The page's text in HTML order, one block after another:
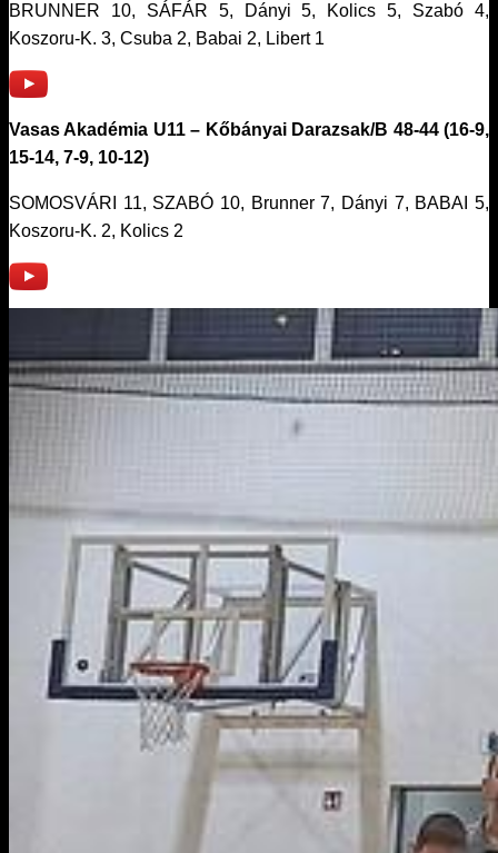
BRUNNER 10, SÁFÁR 5, Dányi 5, Kolics 5, Szabó 4,
Koszoru-K. 3, Csuba 2, Babai 2, Libert 1
Vasas Akadémia U11 – Kőbányai Darazsak/B 48-44 (16-9,
15-14, 7-9, 10-12)
SOMOSVÁRI 11, SZABÓ 10, Brunner 7, Dányi 7, BABAI 5,
Koszoru-K. 2, Kolics 2